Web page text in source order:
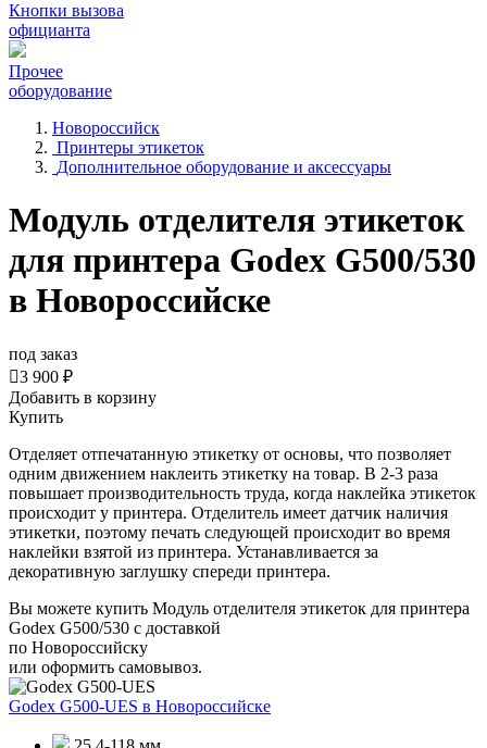
Кнопки вызова
официанта
Прочее
оборудование
Новороссийск
Принтеры этикеток
Дополнительное оборудование и аксессуары
Модуль отделителя этикеток
для принтера Godex G500/530
в Новороссийске
под заказ
3 900 ₽
Добавить в корзину
Купить
Отделяет отпечатанную этикетку от основы, что позволяет
одним движением наклеить этикетку на товар. В 2-3 раза
повышает производительность труда, когда наклейка этикеток
происходит у принтера. Отделитель имеет датчик наличия
этикетки, поэтому печать следующей происходит во время
наклейки взятой из принтера. Устанавливается за
декоративную заглушку спереди принтера.
Вы можете купить Модуль отделителя этикеток для принтера
Godex G500/530 с доставкой
по Новороссийску
или оформить самовывоз.
Godex G500-UES в Новороссийске